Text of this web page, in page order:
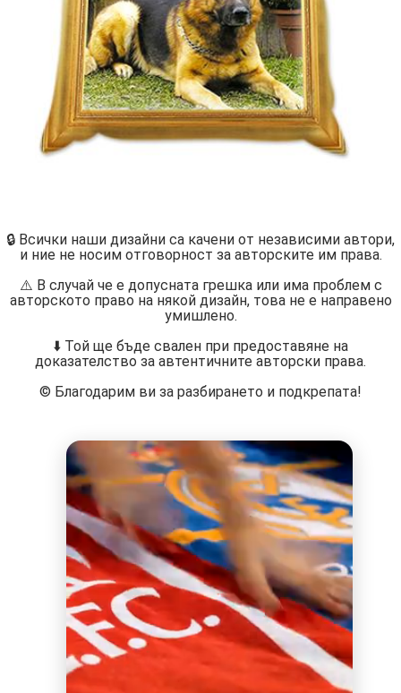
🔒 Всички наши дизайни са качени от независими автори,
и ние не носим отговорност за авторските им права.
⚠️ В случай че е допусната грешка или има проблем с
авторското право на някой дизайн, това не е направено
умишлено.
⬇️ Той ще бъде свален при предоставяне на
доказателство за автентичните авторски права.
©️ Благодарим ви за разбирането и подкрепата!